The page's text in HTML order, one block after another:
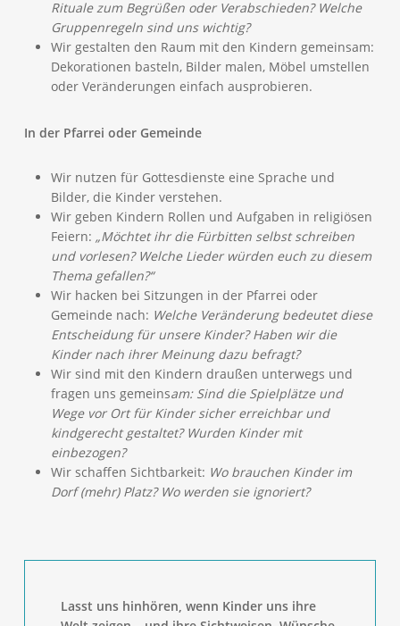
Rituale zum Begrüßen oder Verabschieden? Welche
Gruppenregeln sind uns wichtig?
Wir gestalten den Raum mit den Kindern gemeinsam:
Dekorationen basteln, Bilder malen, Möbel umstellen
oder Veränderungen einfach ausprobieren.
In der Pfarrei oder Gemeinde
Wir nutzen für Gottesdienste eine Sprache und
Bilder, die Kinder verstehen.
Wir geben Kindern Rollen und Aufgaben in religiösen
Feiern: „Möchtet ihr die Fürbitten selbst schreiben
und vorlesen? Welche Lieder würden euch zu diesem
Thema gefallen?“
Wir hacken bei Sitzungen in der Pfarrei oder
Gemeinde nach: Welche Veränderung bedeutet diese
Entscheidung für unsere Kinder? Haben wir die
Kinder nach ihrer Meinung dazu befragt?
Wir sind mit den Kindern draußen unterwegs und
fragen uns gemeinsam: Sind die Spielplätze und
Wege vor Ort für Kinder sicher erreichbar und
kindgerecht gestaltet? Wurden Kinder mit
einbezogen?
Wir schaffen Sichtbarkeit: Wo brauchen Kinder im
Dorf (mehr) Platz? Wo werden sie ignoriert?
Lasst uns hinhören, wenn Kinder uns ihre